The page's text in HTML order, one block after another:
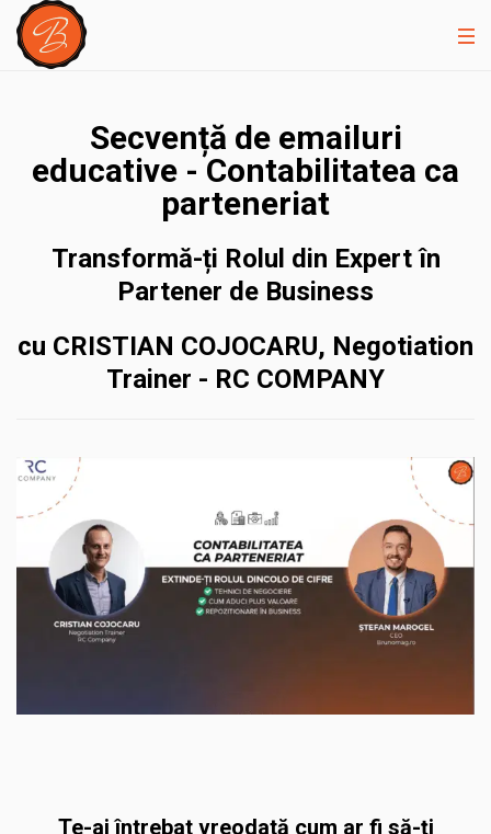
Secvență de emailuri
educative - Contabilitatea ca
parteneriat
Transformă-ți Rolul din Expert în
Partener de Business
cu CRISTIAN COJOCARU, Negotiation
Trainer - RC COMPANY
Te-ai întrebat vreodată cum ar fi să-ți